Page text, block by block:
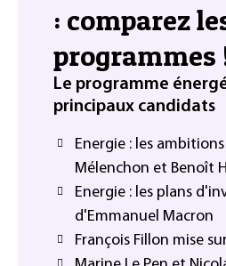
: comparez
programmes
Le programme
principaux candidats
Energie : les
Mélenchon et Benoît
Energie : les plans
d'Emmanuel Macron
François Fillon mise